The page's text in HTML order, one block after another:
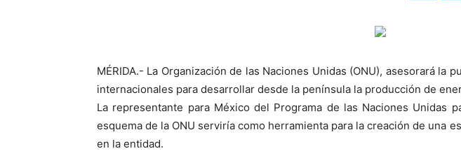
MÉRIDA.- La Organización de las Naciones Unidas (ONU), asesorará
internacionales para desarrollar desde la península la producción de
La representante para México del Programa de las Naciones Unidas
esquema de la ONU serviría como herramienta para la creación de una
en la entidad.